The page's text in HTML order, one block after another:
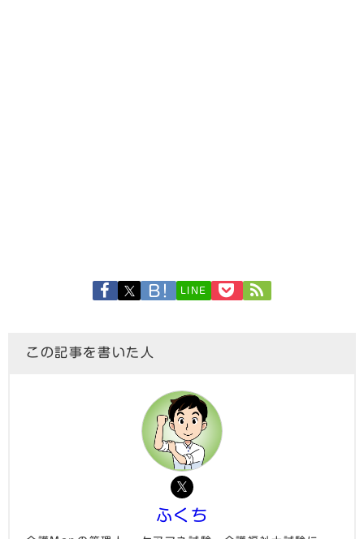
LINE
この記事を書いた人
ふくち